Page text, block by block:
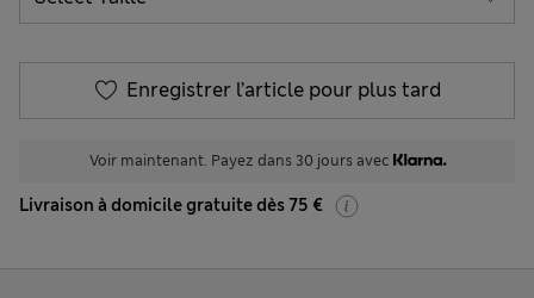
Enregistrer l’article pour plus tard
Voir maintenant. Payez dans 30 jours avec
Livraison à domicile gratuite dès 75 €